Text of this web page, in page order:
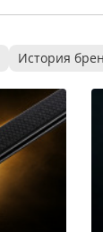
История